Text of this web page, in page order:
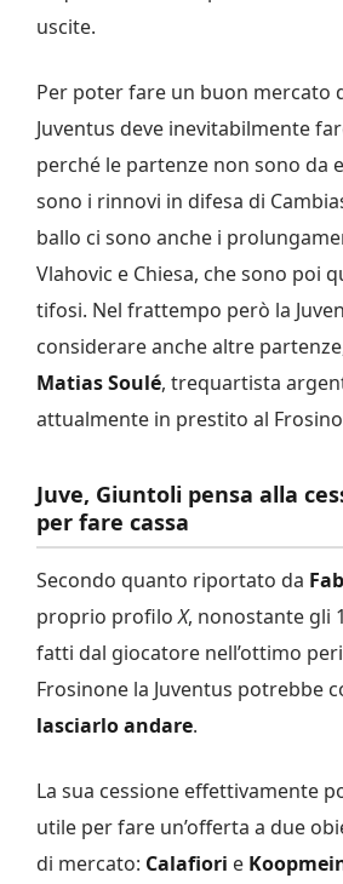
uscite.
Per poter fare un buon mercato
Juventus deve inevitabilmente
perché le partenze non sono da
sono i rinnovi in difesa di
ballo ci sono anche i
Vlahovic e Chiesa, che sono poi
tifosi. Nel frattempo però la
considerare anche altre
Matias Soulé, trequartista
attualmente in prestito al
Juve, Giuntoli pensa alla
per fare cassa
Secondo quanto riportato da
proprio profiloX, nonostante gli
fatti dal giocatore nell’ottimo
Frosinone la Juventus potrebbe
lasciarlo andare.
La sua cessione effettivamente
utile per fare un’offerta a due
di mercato: Calafiori e